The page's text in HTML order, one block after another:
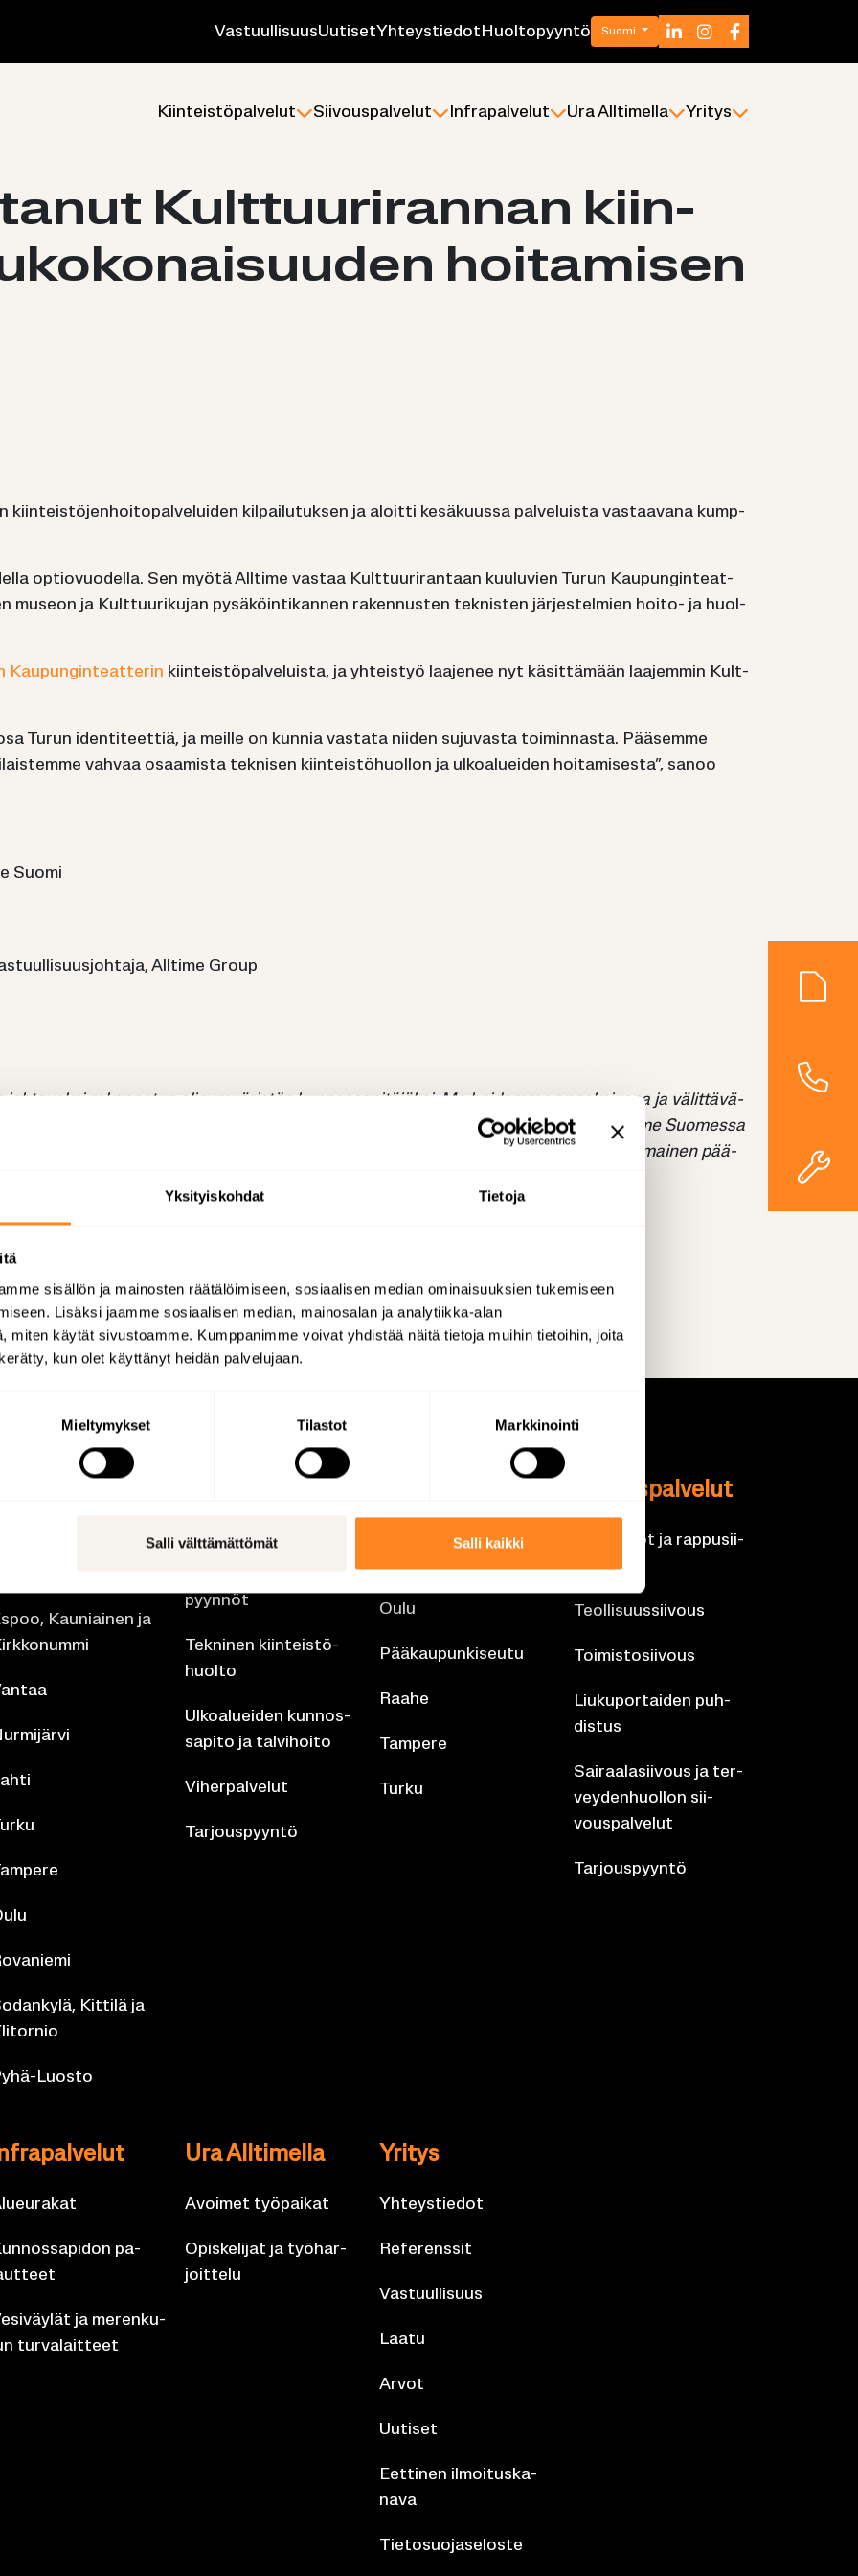
Yksityiskohdat Tietoja
sisällön ja mainosten räätälöimiseen, sosiaalisen median ominaisuuksien tukemiseen
Lisäksi jaamme sosiaalisen median, mainosalan ja analytiikka-alan
miten käytät sivustoamme. Kumppanimme voivat yhdistää näitä tietoja muihin tietoihin, joita
kun olet käyttänyt heidän palvelujaan.
Mieltymykset Tilastot Markkinointi
Salli välttämättömät Salli kaikki
Vas­tuul­li­suusUu­ti­setYh­teys­tie­dot Huol­to­pyyn­tö Suomi
Kiin­teis­tö­pal­ve­lut Sii­vous­pal­ve­lut In­fra­pal­ve­lut Ura All­ti­mel­la Yri­tys
Kult­tuu­ri­ran­nan kiin­
hoi­ta­mi­sen
kiin­teis­tö­jen­hoi­to­pal­ve­lui­den kil­pai­lu­tuk­sen ja aloit­ti ke­sä­kuus­sa pal­ve­luis­ta vas­taa­va­na kump­
op­tio­vuo­del­la. Sen myötä All­ti­me vas­taa Kult­tuu­ri­ran­taan kuu­lu­vien Turun Kau­pun­gin­teat­
museon ja Kult­tuu­ri­ku­jan py­sä­köin­ti­kan­nen ra­ken­nus­ten tek­nis­ten jär­jes­tel­mien hoito-​ ja huol­
Kau­pun­gin­teat­te­rin kiin­teis­tö­pal­ve­luis­ta, ja yh­teis­työ laa­je­nee nyt kä­sit­tä­mään laa­jem­min Kult­
Turun iden­ti­teet­tiä, ja meil­le on kun­nia vas­ta­ta nii­den su­ju­vas­ta toi­min­nas­ta.­ Pää­sem­me
vah­vaa osaa­mis­ta tek­ni­sen kiin­teis­tö­huol­lon ja ul­koa­luei­den hoi­ta­mi­ses­ta”, sanoo
Suomi
All­ti­me Group
ra­ken­ne­tun eli­nym­pä­ris­tön kun­nos­sa­pi­tä­jäk­si. Me hoi­dam­me en­na­koi­va­na ja vä­lit­tä­vä­
sekä in­fra­struk­tuu­rin kun­nos­sa­pi­don maal­la ja ve­sil­lä. Yli 1000 työn­te­ki­jääm­me Suo­mes­sa
yl­lä­pi­tä­mäl­lä su­ju­via ja tur­val­li­sia eli­nym­pä­ris­tö­jä. All­ti­me Grou­pin omis­taa ko­ti­mai­nen pää­
joh­don kans­sa.
Kau­niai­nen ja
Kit­ti­lä ja
​Luosto
pyyn­nöt
Tek­ni­nen kiin­teis­tö­
huol­to
Ul­koa­luei­den kun­nos­
sa­pi­to ja tal­vi­hoi­to
Vi­her­pal­ve­lut
Tar­jous­pyyn­tö
vous­pal­ve­lu­tii­
Oulu
Pää­kau­pun­ki­seu­tu
Raahe
Tam­pe­re
Turku
Sii­vous­pal­ve­lut
Ta­lo­yh­tiöt ja rap­pusii­
vous
Teol­li­suus­sii­vous
Toi­mis­to­sii­vous
Liu­ku­por­tai­den puh­
dis­tus
Sai­raa­la­sii­vous ja ter­
vey­den­huol­lon sii­
vous­pal­ve­lut
Tar­jous­pyyn­tö
pa­
ja me­ren­ku­
tur­va­lait­teet
Ura All­ti­mel­la
Avoi­met työ­pai­kat
Opis­ke­li­jat ja työ­har­
joit­te­lu
Yri­tys
Yh­teys­tie­dot
Re­fe­rens­sit
Vas­tuul­li­suus
Laatu
Arvot
Uu­ti­set
Eet­ti­nen il­moi­tus­ka­
na­va
Tie­to­suo­ja­se­los­te